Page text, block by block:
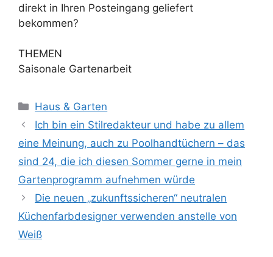
direkt in Ihren Posteingang geliefert
bekommen?
THEMEN
Saisonale Gartenarbeit
Kategorien
Haus & Garten
Ich bin ein Stilredakteur und habe zu allem
eine Meinung, auch zu Poolhandtüchern – das
sind 24, die ich diesen Sommer gerne in mein
Gartenprogramm aufnehmen würde
Die neuen „zukunftssicheren“ neutralen
Küchenfarbdesigner verwenden anstelle von
Weiß